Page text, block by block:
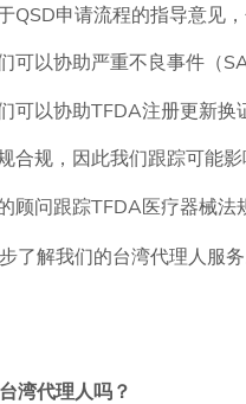
QSD申请流程的指导意见
可以协助严重不良事件（
可以协助TFDA注册更新换
合规，因此我们跟踪可能影
顾问跟踪TFDA医疗器械法
了解我们的台湾代理人服务
湾代理人吗？